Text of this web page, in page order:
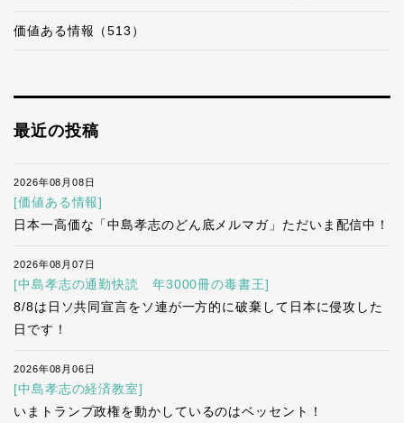
価値ある情報（513）
最近の投稿
2026年08月08日
[価値ある情報]
日本一高価な「中島孝志のどん底メルマガ」ただいま配信中！
2026年08月07日
[中島孝志の通勤快読 年3000冊の毒書王]
8/8は日ソ共同宣言をソ連が一方的に破棄して日本に侵攻した
日です！
2026年08月06日
[中島孝志の経済教室]
いまトランプ政権を動かしているのはベッセント！